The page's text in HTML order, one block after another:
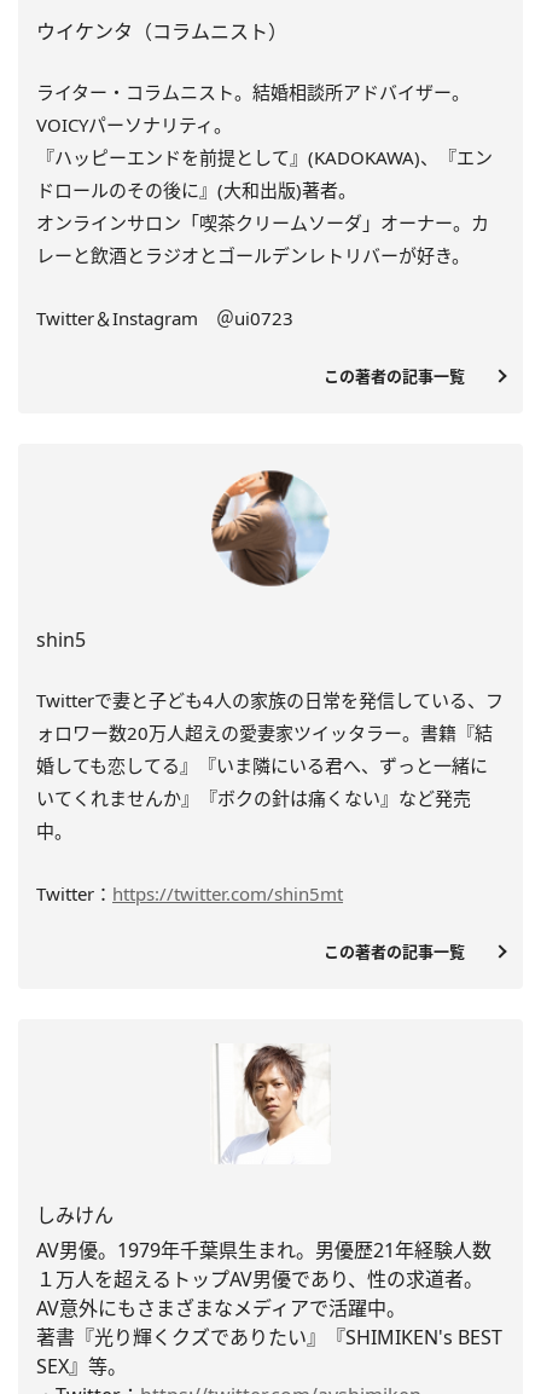
ウイケンタ（コラムニスト）
ライター・コラムニスト。結婚相談所アドバイザー。
VOICYパーソナリティ。
『ハッピーエンドを前提として』(KADOKAWA)、『エン
ドロールのその後に』(大和出版)著者。
オンラインサロン「喫茶クリームソーダ」オーナー。カ
レーと飲酒とラジオとゴールデンレトリバーが好き。
Twitter＆Instagram ＠ui0723
この著者の記事一覧
shin5
Twitterで妻と子ども4人の家族の日常を発信している、フ
ォロワー数20万人超えの愛妻家ツイッタラー。書籍『結
婚しても恋してる』『いま隣にいる君へ、ずっと一緒に
いてくれませんか』『ボクの針は痛くない』など発売
中。
Twitter： https://twitter.com/shin5mt
この著者の記事一覧
しみけん
AV男優。1979年千葉県生まれ。 男優歴21年経験人数
１万人を超えるトップAV男優であり、 性の求道者。
AV意外にもさまざまなメディアで活躍中。
著書『光り輝くクズでありたい』『SHIMIKEN's BEST
SEX』等。